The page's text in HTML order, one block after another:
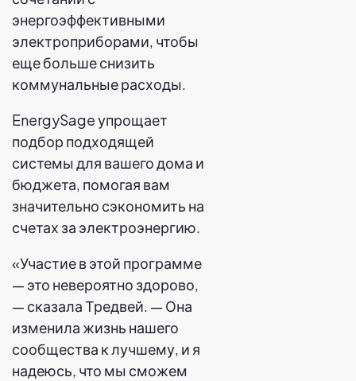
энергоэффективными
электроприборами, чтобы
еще больше снизить
коммунальные расходы.
EnergySage упрощает
подбор подходящей
системы для вашего дома и
бюджета, помогая вам
значительно сэкономить на
счетах за электроэнергию.
«Участие в этой программе
— это невероятно здорово,
— сказала Тредвей. — Она
изменила жизнь нашего
сообщества к лучшему, и я
надеюсь, что мы сможем